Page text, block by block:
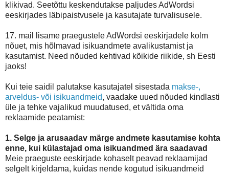
klikivad. Seetõttu keskendutakse paljudes AdWordsi
eeskirjades läbipaistvusele ja kasutajate turvalisusele.
17. mail lisame praegustele AdWordsi eeskirjadele kolm
nõuet, mis hõlmavad isikuandmete avalikustamist ja
kasutamist. Need nõuded kehtivad kõikide riikide, sh Eesti
jaoks!
Kui teie saidil palutakse kasutajatel sisestada makse-,
arveldus- või isikuandmeid, vaadake uued nõuded kindlasti
üle ja tehke vajalikud muudatused, et vältida oma
reklaamide peatamist:
1. Selge ja arusaadav märge andmete kasutamise kohta
enne, kui külastajad oma isikuandmed ära saadavad
Meie praeguste eeskirjade kohaselt peavad reklaamijad
selgelt kirjeldama, kuidas nende kogutud isikuandmeid